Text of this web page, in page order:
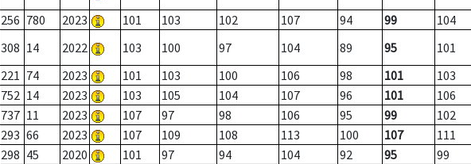
256 780 2023 101 103 102 107 94 99
104
308 14 2022 103 100 97 104 89 95
101
221 74 2023 101 103 100 106 98 101
103
752 14 2023 103 105 104 107 96 101
106
737 11 2023 107 97 98 106 95 99
102
293 66 2023 107 109 108 113 100 107
111
298 45 2020 101 97 94 104 92 95
99